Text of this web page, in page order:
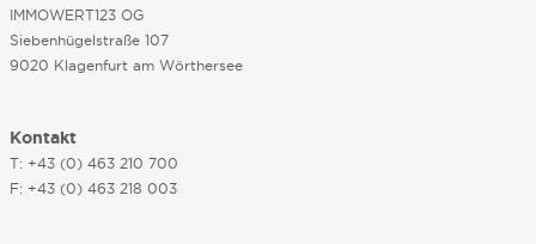
IMMOWERT123 OG
Siebenhügelstraße 107
9020 Klagenfurt am Wörthersee
Kontakt
T: +43 (0) 463 210 700
F: +43 (0) 463 218 003